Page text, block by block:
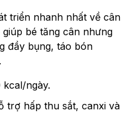
triển nhanh nhất về cân
bé tăng cân nhưng
đầy bụng, táo bón
ngày.
trợ hấp thu sắt, canxi và